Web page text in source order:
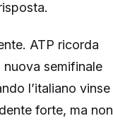
ATP ricorda
semifinale
l’italiano vinse
forte, ma non